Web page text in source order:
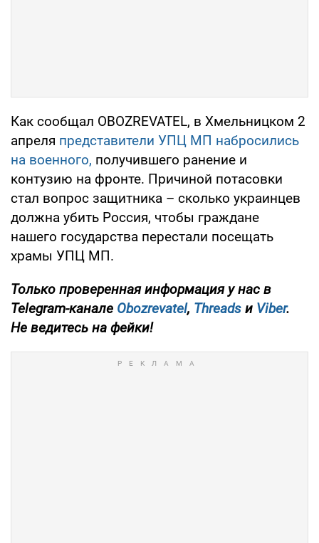
Как сообщал OBOZREVATEL, в Хмельницком 2
апреля представители УПЦ МП набросились
на военного, получившего ранение и
контузию на фронте. Причиной потасовки
стал вопрос защитника – сколько украинцев
должна убить Россия, чтобы граждане
нашего государства перестали посещать
храмы УПЦ МП.
Только проверенная информация у нас в
Telegram-канале Obozrevatel, Threads и Viber.
Не ведитесь на фейки!